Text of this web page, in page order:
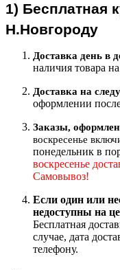
1) Бесплатная
Н.Новгороду
Доставка день в
наличия товара
Доставка на
оформлении
Заказы,
воскресенье
понедельник в
воскресенье
Самовывоз!
Если один или
недоступны на
Бесплатная
случае, дата
телефону.